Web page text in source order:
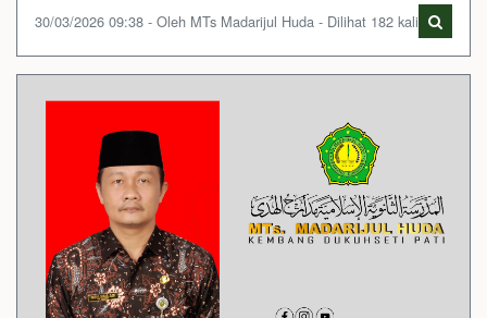
30/03/2026 09:38 - Oleh MTs Madarijul Huda - Dilihat 182 kali